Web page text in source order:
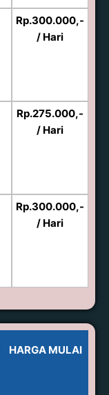
Rp.300.000,-
/ Hari
Rp.275.000,-
/ Hari
Rp.300.000,-
/ Hari
HARGA MULAI